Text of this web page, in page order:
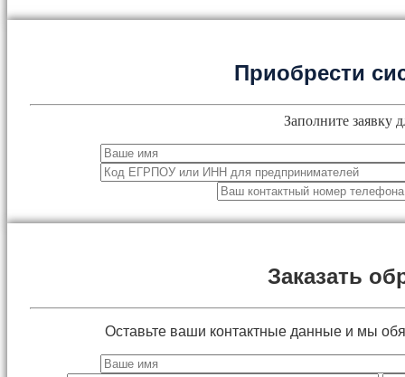
Приобрести
Заполните заявку
Заказать
Оставьте ваши контактные данные и мы